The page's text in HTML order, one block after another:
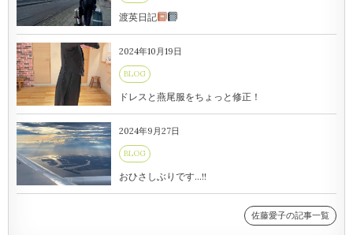
渡英日記
2024年10月19日
BLOG
ドレスと燕尾服をちょっと修正！
2024年9月27日
BLOG
おひさしぶりです…!!
佐藤愛子の記事一覧